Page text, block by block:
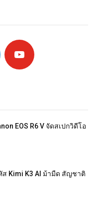
EOS R6 V จัดสเปกวิดีโอ
ส Kimi K3 AI ม้ามืด สัญชาติ